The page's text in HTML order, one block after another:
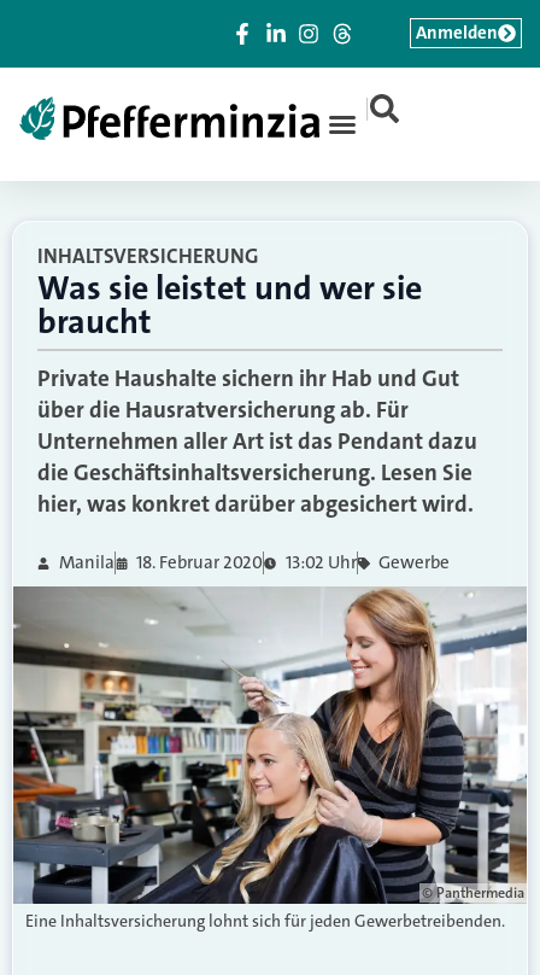
|
Anmelden
INHALTSVERSICHERUNG
Was sie leistet und wer sie
braucht
Private Haushalte sichern ihr Hab und Gut
über die Hausratversicherung ab. Für
Unternehmen aller Art ist das Pendant dazu
die Geschäftsinhaltsversicherung. Lesen Sie
hier, was konkret darüber abgesichert wird.
Manila 18. Februar 2020 13:02 Uhr Gewerbe
© Panthermedia
Eine Inhaltsversicherung lohnt sich für jeden Gewerbetreibenden.